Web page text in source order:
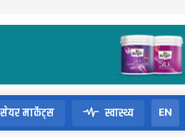
सेयर मार्केट्स स्वास्थ्य EN